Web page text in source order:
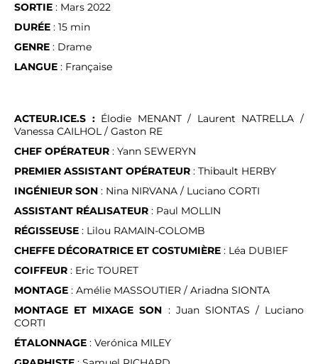
SORTIE : Mars 2022
DURÉE : 15 min
GENRE : Drame
LANGUE : Française
ACTEUR.ICE.S : Élodie MENANT / Laurent NATRELLA /
Vanessa CAILHOL / Gaston RE
CHEF OPÉRATEUR : Yann SEWERYN
PREMIER ASSISTANT OPÉRATEUR : Thibault HERBY
INGÉNIEUR SON : Nina NIRVANA / Luciano CORTI
ASSISTANT RÉALISATEUR : Paul MOLLIN
RÉGISSEUSE : Lilou RAMAIN-COLOMB
CHEFFE DÉCORATRICE ET COSTUMIÈRE : Léa DUBIEF
COIFFEUR : Eric TOURET
MONTAGE : Amélie MASSOUTIER / Ariadna SIONTA
MONTAGE ET MIXAGE SON : Juan SIONTAS / Luciano
CORTI
ÉTALONNAGE : Verónica MILEY